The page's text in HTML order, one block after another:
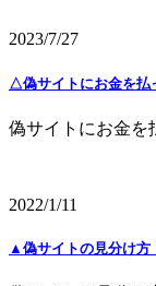
2023/7/27
△偽サイトにお金を払
偽サイトにお金を
2022/1/11
▲偽サイトの見分け方